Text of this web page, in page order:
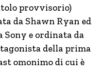
provvisorio)
da Shawn Ryan ed
Sony e ordinata da
della prima
omonimo di cui è